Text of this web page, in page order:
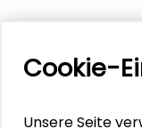
Wolf Lepenies
Cookie-
Unsere Seite